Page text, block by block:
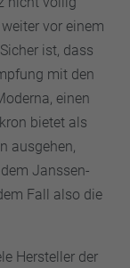
vor einem
ist, dass
mit den
einen
bietet als
ausgehen,
Janssen-
Fall also die
Hersteller der